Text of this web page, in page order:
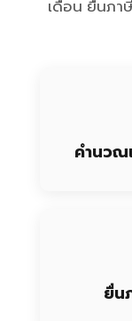
เดือน ยื่นภา
คำนวณ
ยื่น